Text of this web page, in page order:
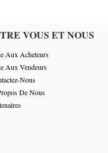
VOUS ET NOUS
Aux Acheteurs
Aux Vendeurs
Nous
De Nous